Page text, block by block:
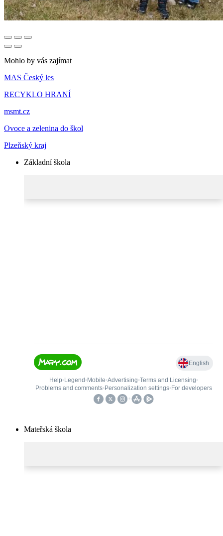
Mohlo by vás zajímat
MAS Český les
RECYKLO HRANÍ
msmt.cz
Ovoce a zelenina do škol
Plzeňský kraj
Základní škola
Mateřská škola